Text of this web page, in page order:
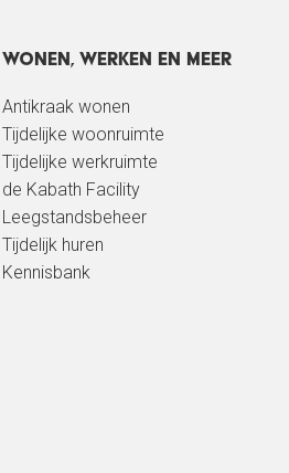
Wonen, werken en meer
Antikraak wonen
Tijdelijke woonruimte
Tijdelijke werkruimte
de Kabath Facility
Leegstandsbeheer
Tijdelijk huren
Kennisbank